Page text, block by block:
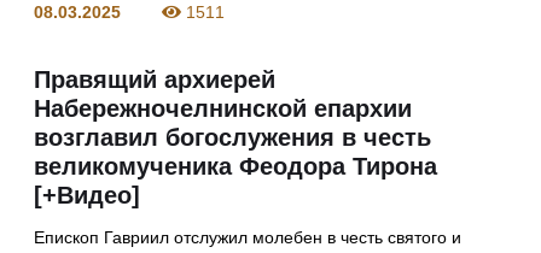
08.03.2025 1511
Правящий архиерей
Набережночелнинской епархии
возглавил богослужения в честь
великомученика Феодора Тирона
[+Видео]
Епископ Гавриил отслужил молебен в честь святого и